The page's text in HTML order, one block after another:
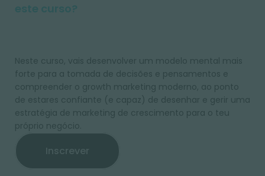
este curso?
Neste curso, vais desenvolver um modelo mental mais
forte para a tomada de decisões e pensamentos e
compreender o growth marketing moderno, ao ponto
de estares confiante (e capaz) de desenhar e gerir uma
estratégia de marketing de crescimento para o teu
próprio negócio.
Inscrever